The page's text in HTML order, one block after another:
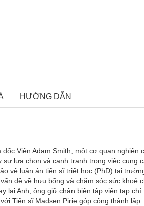
HƯỚNG DẪN
đốc Viện Adam Smith, một cơ quan
lựa chọn và cạnh tranh trong việc cung
vệ luận án tiến sĩ triết học (PhD) tại
đề về hưu bổng và chăm sóc sức khoẻ
lại Anh, ông giữ chân biên tập viên tạp
Tiến sĩ Madsen Pirie góp công thành